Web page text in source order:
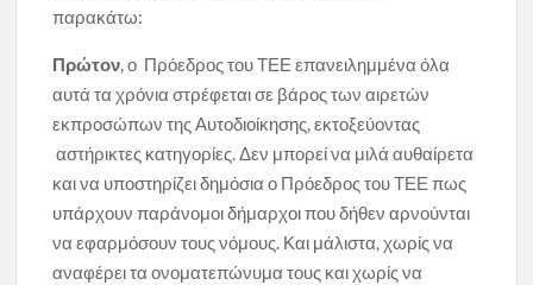
παρακάτω:
Πρώτον, ο Πρόεδρος του ΤΕΕ επανειλημμένα όλα
αυτά τα χρόνια στρέφεται σε βάρος των αιρετών
εκπροσώπων της Αυτοδιοίκησης, εκτοξεύοντας
αστήρικτες κατηγορίες. Δεν μπορεί να μιλά αυθαίρετα
και να υποστηρίζει δημόσια ο Πρόεδρος του ΤΕΕ πως
υπάρχουν παράνομοι δήμαρχοι που δήθεν αρνούνται
να εφαρμόσουν τους νόμους. Και μάλιστα, χωρίς να
αναφέρει τα ονοματεπώνυμα τους και χωρίς να